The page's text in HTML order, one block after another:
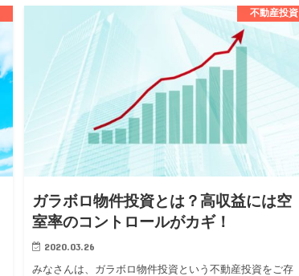
不動産投資
ガラボロ物件投資とは？高収益には空
室率のコントロールがカギ！
2020.03.26
みなさんは、ガラボロ物件投資という不動産投資をご存